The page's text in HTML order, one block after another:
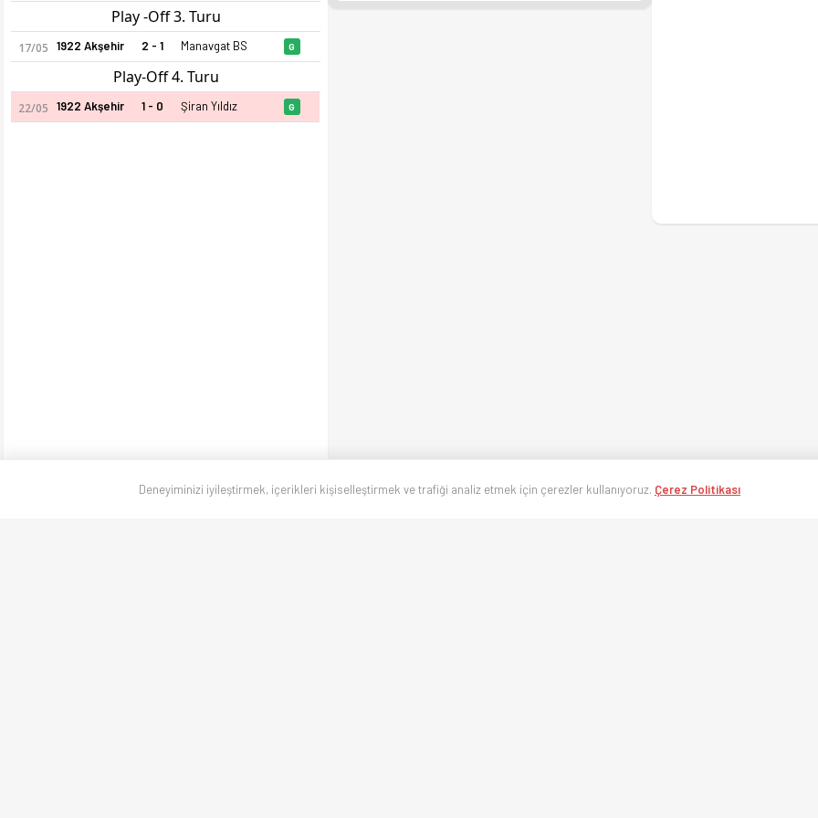
Play -Off 3. Turu
17/05 1922 Akşehir 2 - 1 Manavgat BS G
Play-Off 4. Turu
22/05 1922 Akşehir 1 - 0 Şiran Yıldız G
Deneyiminizi iyileştirmek, içerikleri kişiselleştirmek ve trafiği analiz etmek için çerezler kullanıyoruz. Çerez Politikası